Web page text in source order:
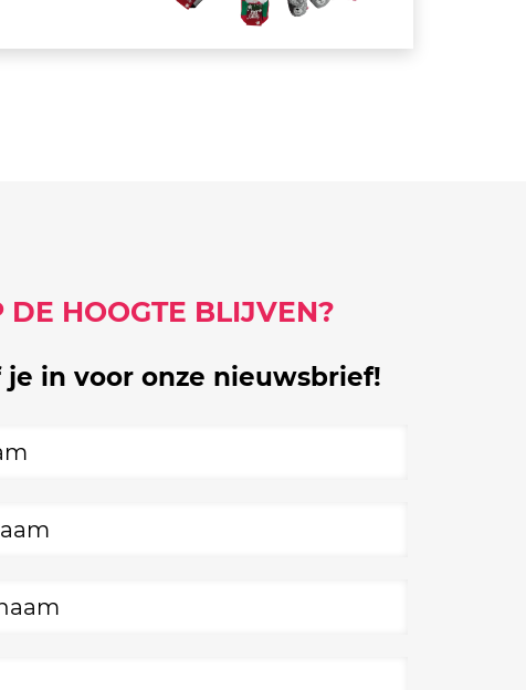
DE HOOGTE BLIJVEN?
je in voor onze nieuwsbrief!